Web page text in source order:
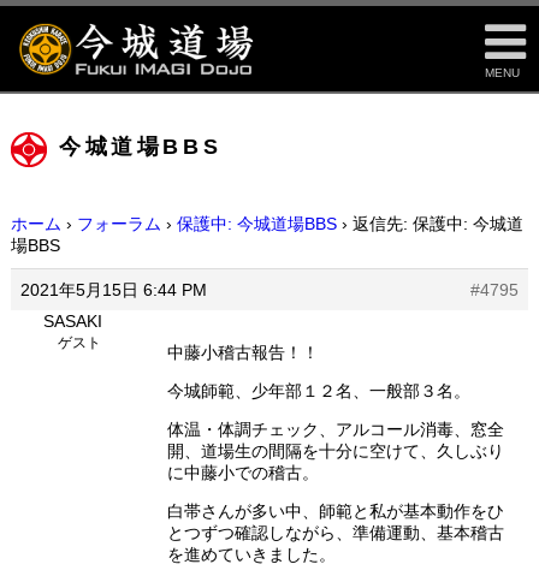
MENU
今城道場BBS
ホーム › フォーラム › 保護中: 今城道場BBS › 返信先: 保護中: 今城道
場BBS
2021年5月15日 6:44 PM
#4795
SASAKI
ゲスト
中藤小稽古報告！！
今城師範、少年部１２名、一般部３名。
体温・体調チェック、アルコール消毒、窓全
開、道場生の間隔を十分に空けて、久しぶり
に中藤小での稽古。
白帯さんが多い中、師範と私が基本動作をひ
とつずつ確認しながら、準備運動、基本稽古
を進めていきました。